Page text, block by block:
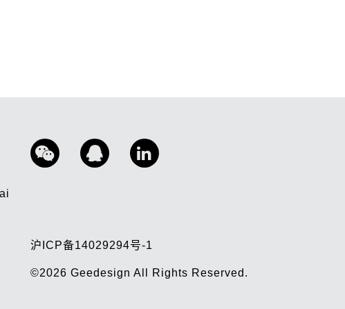
沪ICP备14029294号-1
©2026GeedesignAll Rights Reserved.